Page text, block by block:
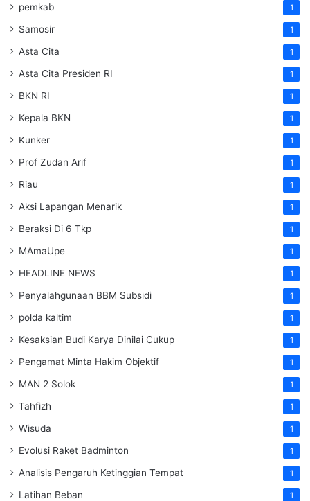
pemkab 1
Samosir 1
Asta Cita 1
Asta Cita Presiden RI 1
BKN RI 1
Kepala BKN 1
Kunker 1
Prof Zudan Arif 1
Riau 1
Aksi Lapangan Menarik 1
Beraksi Di 6 Tkp 1
MAmaUpe 1
HEADLINE NEWS 1
Penyalahgunaan BBM Subsidi 1
polda kaltim 1
Kesaksian Budi Karya Dinilai Cukup 1
Pengamat Minta Hakim Objektif 1
MAN 2 Solok 1
Tahfizh 1
Wisuda 1
Evolusi Raket Badminton 1
Analisis Pengaruh Ketinggian Tempat 1
Latihan Beban 1